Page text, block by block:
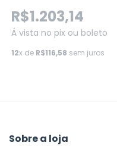
R$1.203,14
Á vista no pix ou boleto
12x de R$116,58 sem juros
Sobre a loja